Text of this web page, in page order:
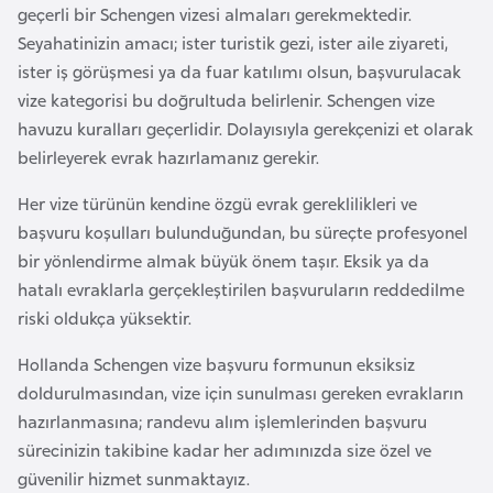
geçerli bir Schengen vizesi almaları gerekmektedir.
Seyahatinizin amacı; ister turistik gezi, ister aile ziyareti,
ister iş görüşmesi ya da fuar katılımı olsun, başvurulacak
vize kategorisi bu doğrultuda belirlenir. Schengen vize
havuzu kuralları geçerlidir. Dolayısıyla gerekçenizi et olarak
belirleyerek evrak hazırlamanız gerekir.
Her vize türünün kendine özgü evrak gereklilikleri ve
başvuru koşulları bulunduğundan, bu süreçte profesyonel
bir yönlendirme almak büyük önem taşır. Eksik ya da
hatalı evraklarla gerçekleştirilen başvuruların reddedilme
riski oldukça yüksektir.
Hollanda Schengen vize başvuru formunun eksiksiz
doldurulmasından, vize için sunulması gereken evrakların
hazırlanmasına; randevu alım işlemlerinden başvuru
sürecinizin takibine kadar her adımınızda size özel ve
güvenilir hizmet sunmaktayız.
C
e
z
a
i
r
C
b
u
t
i